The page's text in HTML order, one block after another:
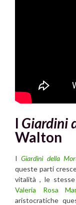
I Giardini
Walton
IGiardini della
queste parti
vitalità , le
Valeria Rosa
aristocratiche